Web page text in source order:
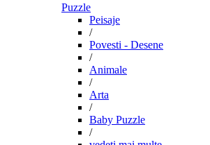
Puzzle
Peisaje
/
Povesti - Desene
/
Animale
/
Arta
/
Baby Puzzle
/